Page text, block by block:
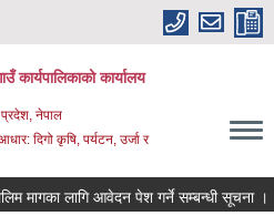
कार्यपालिकाको कार्यालय
प्रदेश, नेपाल
दिगो कृषि, पर्यटन, उर्जा र
मागका लागि आवेदन पेश गर्ने सम्बन्धी सूचना ।।